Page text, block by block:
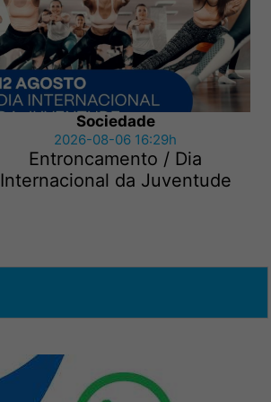
Sociedade
2026-08-06 16:29h
Entroncamento / Dia
Internacional da Juventude